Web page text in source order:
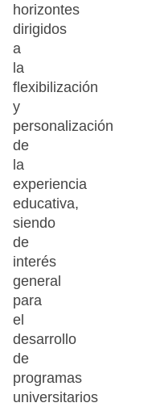
horizontes
dirigidos
a
la
flexibilización
y
personalización
de
la
experiencia
educativa,
siendo
de
interés
general
para
el
desarrollo
de
programas
universitarios